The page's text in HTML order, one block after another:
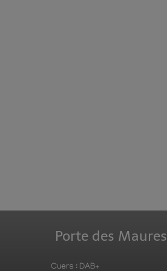
Porte des Maures
Cuers : DAB+